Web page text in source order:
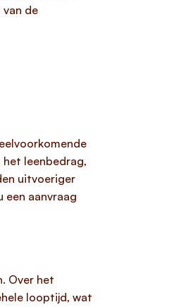
de
leenbedrag,
uitvoeriger
aanvraag
Over het
looptijd, wat